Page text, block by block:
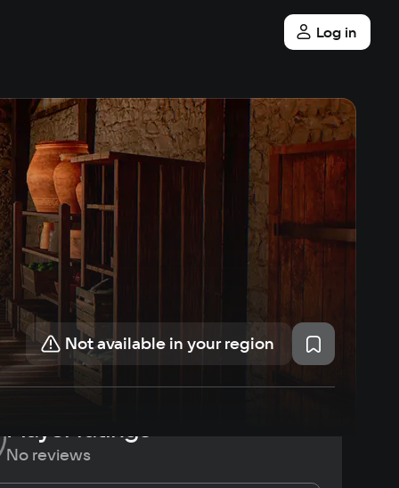
Log in
Not available in your region
Player ratings
No reviews